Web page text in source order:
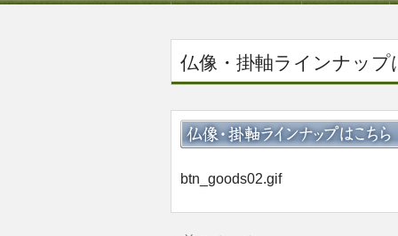
仏像・掛軸ラインナップ
btn_goods02.gif